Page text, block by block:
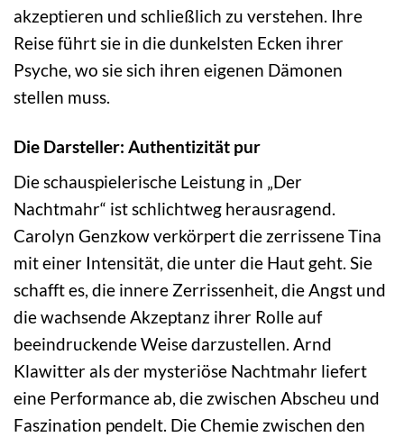
akzeptieren und schließlich zu verstehen. Ihre
Reise führt sie in die dunkelsten Ecken ihrer
Psyche, wo sie sich ihren eigenen Dämonen
stellen muss.
Die Darsteller: Authentizität pur
Die schauspielerische Leistung in „Der
Nachtmahr“ ist schlichtweg herausragend.
Carolyn Genzkow verkörpert die zerrissene Tina
mit einer Intensität, die unter die Haut geht. Sie
schafft es, die innere Zerrissenheit, die Angst und
die wachsende Akzeptanz ihrer Rolle auf
beeindruckende Weise darzustellen. Arnd
Klawitter als der mysteriöse Nachtmahr liefert
eine Performance ab, die zwischen Abscheu und
Faszination pendelt. Die Chemie zwischen den